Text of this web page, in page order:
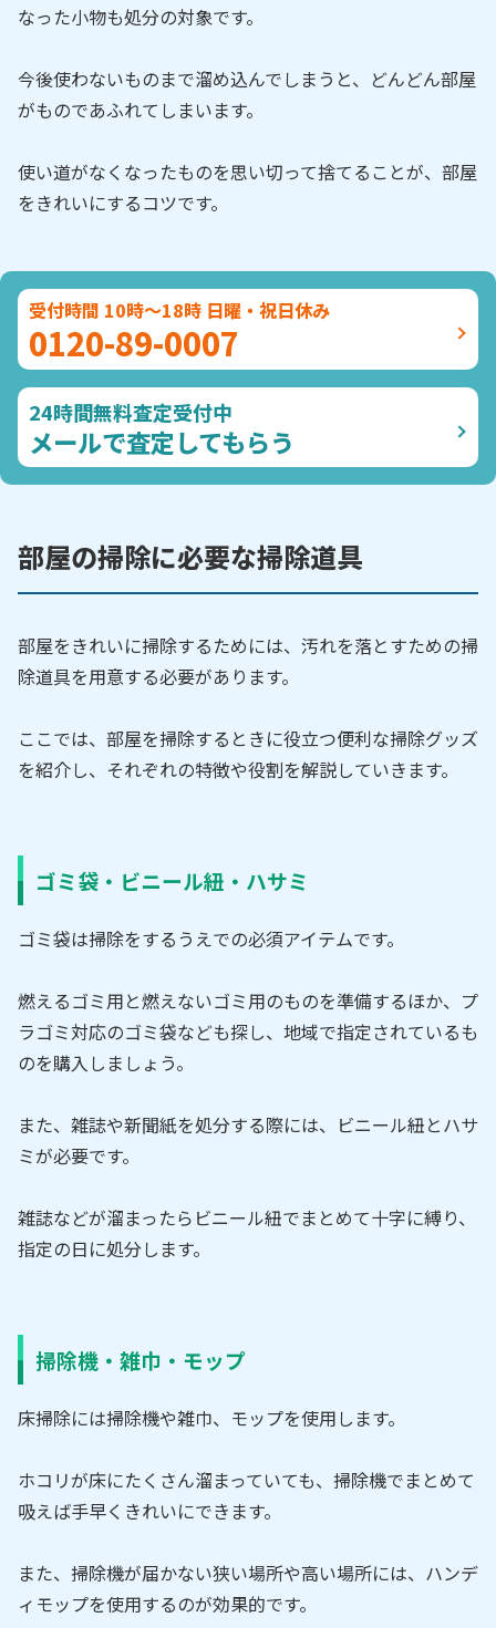
なった小物も処分の対象です。
今後使わないものまで溜め込んでしまうと、どんどん部屋
がものであふれてしまいます。
使い道がなくなったものを思い切って捨てることが、部屋
をきれいにするコツです。
受付時間 10時～18時 日曜・祝日休み
0120-89-0007
24時間無料査定受付中
メールで査定してもらう
部屋の掃除に必要な掃除道具
部屋をきれいに掃除するためには、汚れを落とすための掃
除道具を用意する必要があります。
ここでは、部屋を掃除するときに役立つ便利な掃除グッズ
を紹介し、それぞれの特徴や役割を解説していきます。
ゴミ袋・ビニール紐・ハサミ
ゴミ袋は掃除をするうえでの必須アイテムです。
燃えるゴミ用と燃えないゴミ用のものを準備するほか、プ
ラゴミ対応のゴミ袋なども探し、地域で指定されているも
のを購入しましょう。
また、雑誌や新聞紙を処分する際には、ビニール紐とハサ
ミが必要です。
雑誌などが溜まったらビニール紐でまとめて十字に縛り、
指定の日に処分します。
掃除機・雑巾・モップ
床掃除には掃除機や雑巾、モップを使用します。
ホコリが床にたくさん溜まっていても、掃除機でまとめて
吸えば手早くきれいにできます。
また、掃除機が届かない狭い場所や高い場所には、ハンデ
ィモップを使用するのが効果的です。